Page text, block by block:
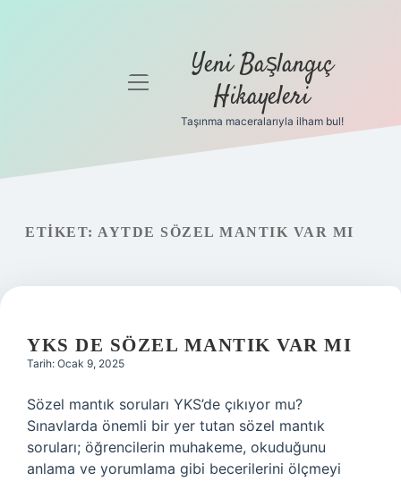
Gizlilik
Yasal Uyarı
Hakkımızda
menüyü
Yeni Başlangıç
Hikayeleri
Taşınma maceralarıyla ilham bul!
ETIKET: AYTDE SÖZEL MANTIK VAR MI
YKS DE SÖZEL MANTIK VAR MI
Tarih: Ocak 9, 2025
Sözel mantık soruları YKS’de çıkıyor mu?
Sınavlarda önemli bir yer tutan sözel mantık
soruları; öğrencilerin muhakeme, okuduğunu
anlama ve yorumlama gibi becerilerini ölçmeyi